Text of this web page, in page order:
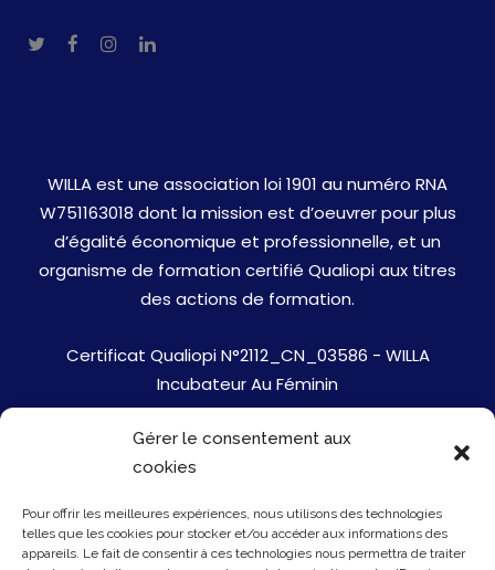
Gérer le consentement aux
cookies
Pour offrir les meilleures expériences, nous utilisons des technologies
telles que les cookies pour stocker et/ou accéder aux informations des
appareils. Le fait de consentir à ces technologies nous permettra de traiter
WILLA est une association loi 1901 au numéro RNA
W751163018 dont la mission est d’oeuvrer pour plus
d’égalité économique et professionnelle, et un
organisme de formation certifié Qualiopi aux titres
des actions de formation.
Certificat Qualiopi N°2112_CN_03586 - WILLA
Incubateur Au Féminin
Jobs
Mentions Légales
Politique de cookies